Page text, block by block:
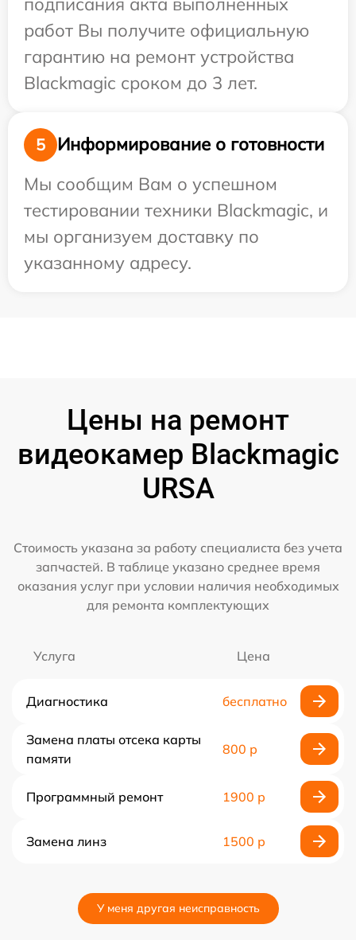
работ Вы получите официальную
гарантию на ремонт устройства
Blackmagic сроком до 3 лет.
5
Информирование о готовности
Мы сообщим Вам о успешном
тестировании техники Blackmagic, и
мы организуем доставку по
указанному адресу.
Цены на ремонт
видеокамер Blackmagic
URSA
Стоимость указана за работу специалиста без учета
запчастей. В таблице указано среднее время
оказания услуг при условии наличия необходимых
для ремонта комплектующих
Услуга Цена
Диагностика бесплатно
Замена платы отсека карты
памяти
800 р
Программный ремонт 1900 р
Замена линз 1500 р
У меня другая неисправность